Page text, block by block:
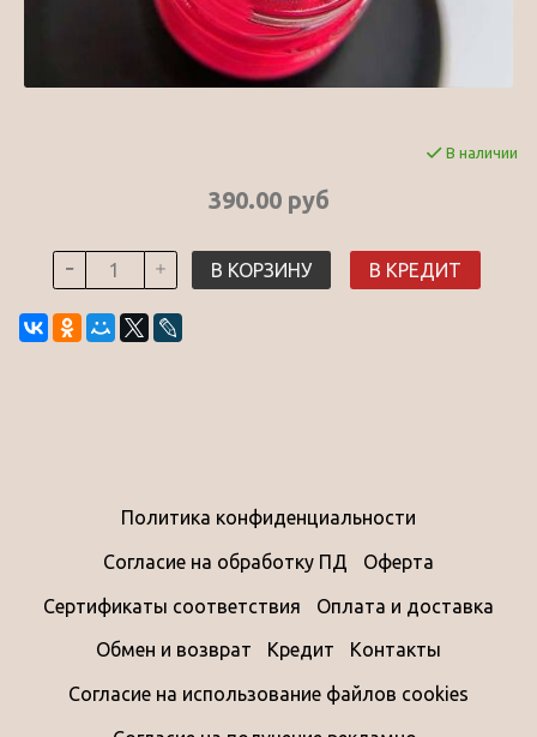
В наличии
390.00 руб
В КОРЗИНУ В КРЕДИТ
Политика конфиденциальности
Согласие на обработку ПД Оферта
Сертификаты соответствия Оплата и доставка
Обмен и возврат Кредит Контакты
Согласие на использование файлов cookies